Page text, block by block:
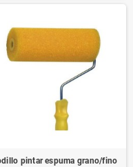
pintar espuma grano/fino